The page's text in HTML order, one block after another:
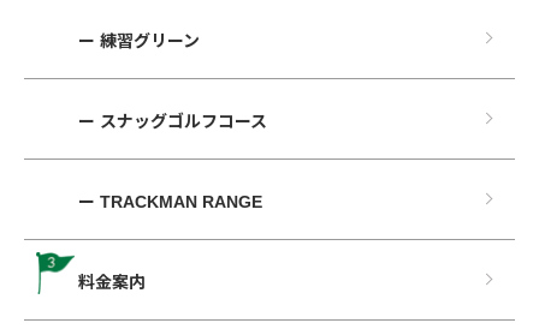
ー 練習グリーン
ー スナッグゴルフコース
ー TRACKMAN RANGE
料⾦案内